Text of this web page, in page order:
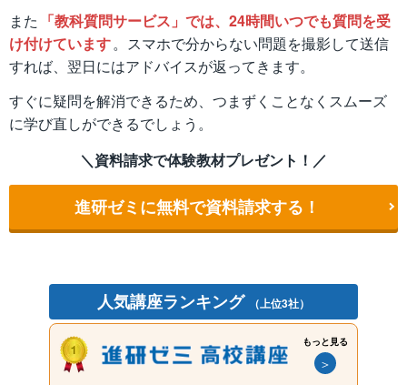
また 「教科質問サービス」では、24時間いつでも質問を受
け付けています。スマホで分からない問題を撮影して送信
すれば、翌日にはアドバイスが返ってきます。
すぐに疑問を解消できるため、つまずくことなくスムーズ
に学び直しができるでしょう。
＼資料請求で体験教材プレゼント！／
進研ゼミに無料で資料請求する！
人気講座ランキング （上位3社）
もっと見る
＞